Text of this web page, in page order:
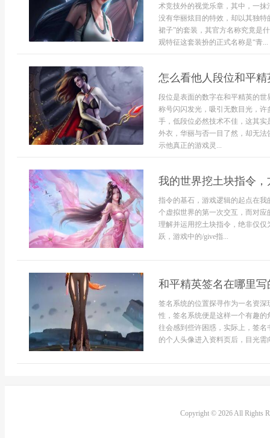
术竞技外的视觉乐章，其中，一
没有华丽炫目的特效，却以其独
裙子”的套装，其官方名称究竟是
观特征这套装扮的正式名称是“青...
怎么看他人段位和平
段位是表面的数字在和平精英的
称号闪闪发光，吸引无数目光，
手，低段位必然技术不佳，这其
外衣，华丽与否一目了然，却无
示他真正的游戏灵...
我的世界挖土块指令
指令的基石，游戏逻辑的起点在
个虚拟世界的第一次交互，而对
理解并运用挖土块指令，绝非仅
跃，游戏中的/give指...
和平精英签名在哪里
签名系统的位置探寻作为一名资
性，签名系统便是这样一个有趣
往会感到些许困惑，实际上，签
的个人头像进入资料页后，目光需
Copyright © 2026 All Rights